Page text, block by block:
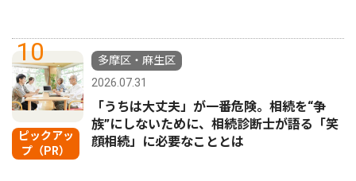
10
ピックアッ
プ（PR）
多摩区・麻生区
2026.07.31
「うちは大丈夫」が一番危険。相続を“争
族”にしないために、相続診断士が語る「笑
顔相続」に必要なこととは